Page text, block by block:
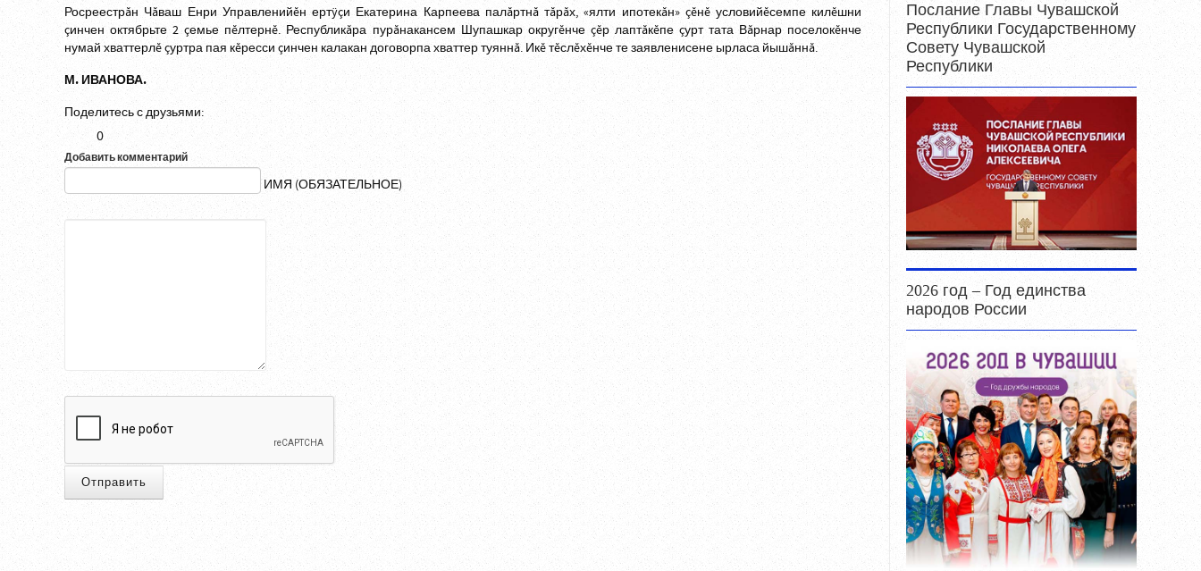
Росреестрăн Чăваш Енри Управленийĕн ертÿçи Екатерина Карпеева палăртнă тăрăх, «ялти ипотекăн» çĕнĕ условийĕсемпе килĕшни
çинчен октябрьте 2 çемье пĕлтернĕ. Республикăра пурăнакансем Шупашкар округĕнче çĕр лаптăкĕпе çурт тата Вăрнар поселокĕнче
нумай хваттерлĕ çуртра пая кĕресси çинчен калакан договорпа хваттер туяннă. Икĕ тĕслĕхĕнче те заявленисене ырласа йышăннă.
М. ИВАНОВА.
Поделитесь с друзьями:
0
Добавить комментарий
ИМЯ (ОБЯЗАТЕЛЬНОЕ)
Отправить
Послание Главы Чувашской
Республики Государственному
Совету Чувашской
Республики
2026 год – Год единства
народов России